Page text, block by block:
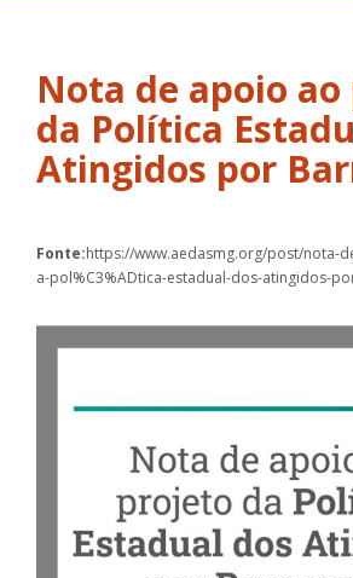
Nota de apoio
da Política
Atingidos por
Fonte:https://www.aedasmg.org/post/nota-
a-pol%C3%ADtica-estadual-dos-atingidos-